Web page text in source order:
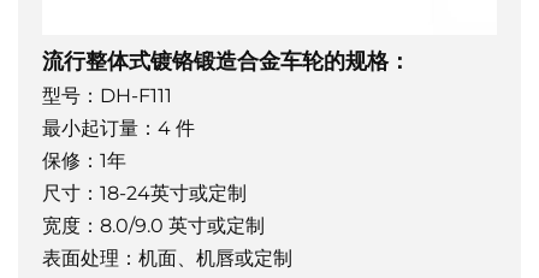
流行整体式镀铬锻造合金车轮的规格：
型号：DH-F111
最小起订量：4 件
保修：1年
尺寸：18-24英寸或定制
宽度：8.0/9.0 英寸或定制
表面处理：机面、机唇或定制